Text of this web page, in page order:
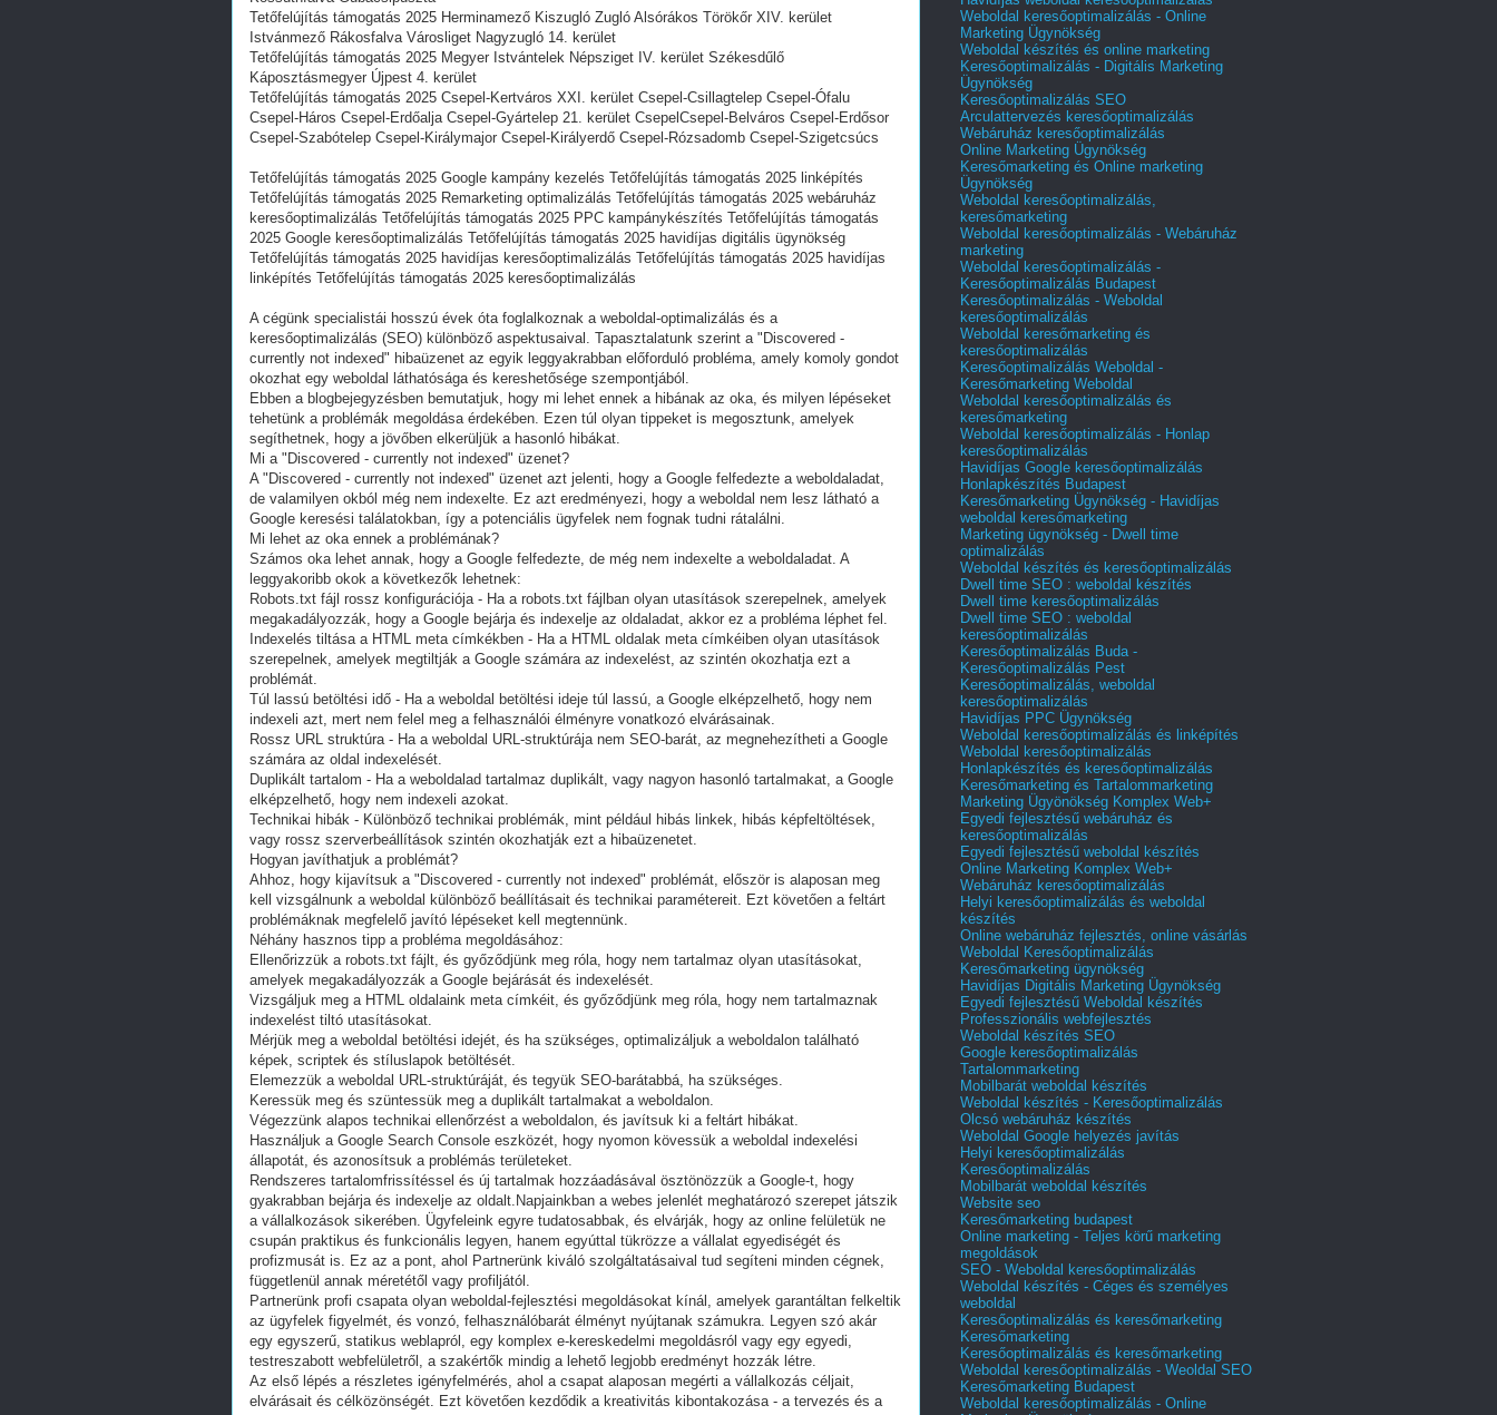
Tetőfelújítás támogatás 2025 Herminamező Kiszugló Zugló Alsórákos Törökőr XIV. kerület
Istvánmező Rákosfalva Városliget Nagyzugló 14. kerület
Tetőfelújítás támogatás 2025 Megyer Istvántelek Népsziget IV. kerület Székesdűlő
Káposztásmegyer Újpest 4. kerület
Tetőfelújítás támogatás 2025 Csepel-Kertváros XXI. kerület Csepel-Csillagtelep Csepel-Ófalu
Csepel-Háros Csepel-Erdőalja Csepel-Gyártelep 21. kerület CsepelCsepel-Belváros Csepel-Erdősor
Csepel-Szabótelep Csepel-Királymajor Csepel-Királyerdő Csepel-Rózsadomb Csepel-Szigetcsúcs
Tetőfelújítás támogatás 2025 Google kampány kezelés Tetőfelújítás támogatás 2025 linképítés
Tetőfelújítás támogatás 2025 Remarketing optimalizálás Tetőfelújítás támogatás 2025 webáruház
keresőoptimalizálás Tetőfelújítás támogatás 2025 PPC kampánykészítés Tetőfelújítás támogatás
2025 Google keresőoptimalizálás Tetőfelújítás támogatás 2025 havidíjas digitális ügynökség
Tetőfelújítás támogatás 2025 havidíjas keresőoptimalizálás Tetőfelújítás támogatás 2025 havidíjas
linképítés Tetőfelújítás támogatás 2025 keresőoptimalizálás
A cégünk specialistái hosszú évek óta foglalkoznak a weboldal-optimalizálás és a
keresőoptimalizálás (SEO) különböző aspektusaival. Tapasztalatunk szerint a "Discovered -
currently not indexed" hibaüzenet az egyik leggyakrabban előforduló probléma, amely komoly gondot
okozhat egy weboldal láthatósága és kereshetősége szempontjából.
Ebben a blogbejegyzésben bemutatjuk, hogy mi lehet ennek a hibának az oka, és milyen lépéseket
tehetünk a problémák megoldása érdekében. Ezen túl olyan tippeket is megosztunk, amelyek
segíthetnek, hogy a jövőben elkerüljük a hasonló hibákat.
Mi a "Discovered - currently not indexed" üzenet?
A "Discovered - currently not indexed" üzenet azt jelenti, hogy a Google felfedezte a weboldaladat,
de valamilyen okból még nem indexelte. Ez azt eredményezi, hogy a weboldal nem lesz látható a
Google keresési találatokban, így a potenciális ügyfelek nem fognak tudni rátalálni.
Mi lehet az oka ennek a problémának?
Számos oka lehet annak, hogy a Google felfedezte, de még nem indexelte a weboldaladat. A
leggyakoribb okok a következők lehetnek:
Robots.txt fájl rossz konfigurációja - Ha a robots.txt fájlban olyan utasítások szerepelnek, amelyek
megakadályozzák, hogy a Google bejárja és indexelje az oldaladat, akkor ez a probléma léphet fel.
Indexelés tiltása a HTML meta címkékben - Ha a HTML oldalak meta címkéiben olyan utasítások
szerepelnek, amelyek megtiltják a Google számára az indexelést, az szintén okozhatja ezt a
problémát.
Túl lassú betöltési idő - Ha a weboldal betöltési ideje túl lassú, a Google elképzelhető, hogy nem
indexeli azt, mert nem felel meg a felhasználói élményre vonatkozó elvárásainak.
Rossz URL struktúra - Ha a weboldal URL-struktúrája nem SEO-barát, az megnehezítheti a Google
számára az oldal indexelését.
Duplikált tartalom - Ha a weboldalad tartalmaz duplikált, vagy nagyon hasonló tartalmakat, a Google
elképzelhető, hogy nem indexeli azokat.
Technikai hibák - Különböző technikai problémák, mint például hibás linkek, hibás képfeltöltések,
vagy rossz szerverbeállítások szintén okozhatják ezt a hibaüzenetet.
Hogyan javíthatjuk a problémát?
Ahhoz, hogy kijavítsuk a "Discovered - currently not indexed" problémát, először is alaposan meg
kell vizsgálnunk a weboldal különböző beállításait és technikai paramétereit. Ezt követően a feltárt
problémáknak megfelelő javító lépéseket kell megtennünk.
Néhány hasznos tipp a probléma megoldásához:
Ellenőrizzük a robots.txt fájlt, és győződjünk meg róla, hogy nem tartalmaz olyan utasításokat,
amelyek megakadályozzák a Google bejárását és indexelését.
Vizsgáljuk meg a HTML oldalaink meta címkéit, és győződjünk meg róla, hogy nem tartalmaznak
indexelést tiltó utasításokat.
Mérjük meg a weboldal betöltési idejét, és ha szükséges, optimalizáljuk a weboldalon található
képek, scriptek és stíluslapok betöltését.
Elemezzük a weboldal URL-struktúráját, és tegyük SEO-barátabbá, ha szükséges.
Keressük meg és szüntessük meg a duplikált tartalmakat a weboldalon.
Végezzünk alapos technikai ellenőrzést a weboldalon, és javítsuk ki a feltárt hibákat.
Használjuk a Google Search Console eszközét, hogy nyomon kövessük a weboldal indexelési
állapotát, és azonosítsuk a problémás területeket.
Rendszeres tartalomfrissítéssel és új tartalmak hozzáadásával ösztönözzük a Google-t, hogy
gyakrabban bejárja és indexelje az oldalt.Napjainkban a webes jelenlét meghatározó szerepet játszik
a vállalkozások sikerében. Ügyfeleink egyre tudatosabbak, és elvárják, hogy az online felületük ne
csupán praktikus és funkcionális legyen, hanem egyúttal tükrözze a vállalat egyediségét és
profizmusát is. Ez az a pont, ahol Partnerünk kiváló szolgáltatásaival tud segíteni minden cégnek,
függetlenül annak méretétől vagy profiljától.
Partnerünk profi csapata olyan weboldal-fejlesztési megoldásokat kínál, amelyek garantáltan felkeltik
az ügyfelek figyelmét, és vonzó, felhasználóbarát élményt nyújtanak számukra. Legyen szó akár
egy egyszerű, statikus weblapról, egy komplex e-kereskedelmi megoldásról vagy egy egyedi,
testreszabott webfelületről, a szakértők mindig a lehető legjobb eredményt hozzák létre.
Az első lépés a részletes igényfelmérés, ahol a csapat alaposan megérti a vállalkozás céljait,
elvárásait és célközönségét. Ezt követően kezdődik a kreativitás kibontakozása - a tervezés és a
Weboldal keresőoptimalizálás - Online
Marketing Ügynökség
Weboldal készítés és online marketing
Keresőoptimalizálás - Digitális Marketing
Ügynökség
Keresőoptimalizálás SEO
Arculattervezés keresőoptimalizálás
Webáruház keresőoptimalizálás
Online Marketing Ügynökség
Keresőmarketing és Online marketing
Ügynökség
Weboldal keresőoptimalizálás,
keresőmarketing
Weboldal keresőoptimalizálás - Webáruház
marketing
Weboldal keresőoptimalizálás -
Keresőoptimalizálás Budapest
Keresőoptimalizálás - Weboldal
keresőoptimalizálás
Weboldal keresőmarketing és
keresőoptimalizálás
Keresőoptimalizálás Weboldal -
Keresőmarketing Weboldal
Weboldal keresőoptimalizálás és
keresőmarketing
Weboldal keresőoptimalizálás - Honlap
keresőoptimalizálás
Havidíjas Google keresőoptimalizálás
Honlapkészítés Budapest
Keresőmarketing Ügynökség - Havidíjas
weboldal keresőmarketing
Marketing ügynökség - Dwell time
optimalizálás
Weboldal készítés és keresőoptimalizálás
Dwell time SEO : weboldal készítés
Dwell time keresőoptimalizálás
Dwell time SEO : weboldal
keresőoptimalizálás
Keresőoptimalizálás Buda -
Keresőoptimalizálás Pest
Keresőoptimalizálás, weboldal
keresőoptimalizálás
Havidíjas PPC Ügynökség
Weboldal keresőoptimalizálás és linképítés
Weboldal keresőoptimalizálás
Honlapkészítés és keresőoptimalizálás
Keresőmarketing és Tartalommarketing
Marketing Ügyönökség Komplex Web+
Egyedi fejlesztésű webáruház és
keresőoptimalizálás
Egyedi fejlesztésű weboldal készítés
Online Marketing Komplex Web+
Webáruház keresőoptimalizálás
Helyi keresőoptimalizálás és weboldal
készítés
Online webáruház fejlesztés, online vásárlás
Weboldal Keresőoptimalizálás
Keresőmarketing ügynökség
Havidíjas Digitális Marketing Ügynökség
Egyedi fejlesztésű Weboldal készítés
Professzionális webfejlesztés
Weboldal készítés SEO
Google keresőoptimalizálás
Tartalommarketing
Mobilbarát weboldal készítés
Weboldal készítés - Keresőoptimalizálás
Olcsó webáruház készítés
Weboldal Google helyezés javítás
Helyi keresőoptimalizálás
Keresőoptimalizálás
Mobilbarát weboldal készítés
Website seo
Keresőmarketing budapest
Online marketing - Teljes körű marketing
megoldások
SEO - Weboldal keresőoptimalizálás
Weboldal készítés - Céges és személyes
weboldal
Keresőoptimalizálás és keresőmarketing
Keresőmarketing
Keresőoptimalizálás és keresőmarketing
Weboldal keresőoptimalizálás - Weoldal SEO
Keresőmarketing Budapest
Weboldal keresőoptimalizálás - Online